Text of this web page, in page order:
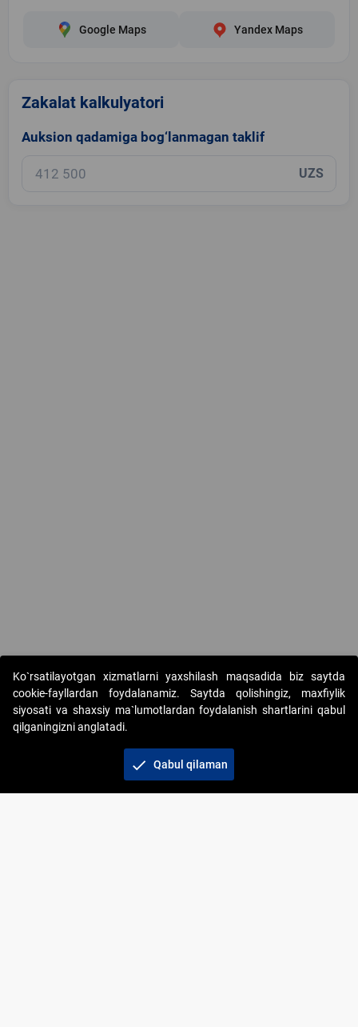
Google Maps Yandex Maps
Zakalat kalkulyatori
Auksion qadamiga bog‘lanmagan taklif
UZS
Copyright © 2017-2026. "Elektron onlayn-auksionlarni
tashkil etish" AJ. Barcha huquqlar himoyalangan
Ko`rsatilayotgan xizmatlarni yaxshilash maqsadida biz saytda
cookie-fayllardan foydalanamiz. Saytda qolishingiz, maxfiylik
siyosati va shaxsiy ma`lumotlardan foydalanish shartlarini qabul
qilganingizni anglatadi.
check Qabul qilaman